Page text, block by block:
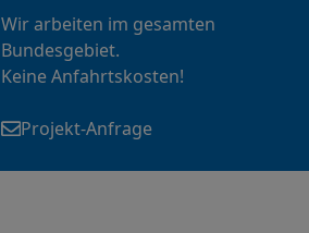
Wir arbeiten im gesamten
Bundesgebiet.
Keine Anfahrtskosten!
Projekt-Anfrage